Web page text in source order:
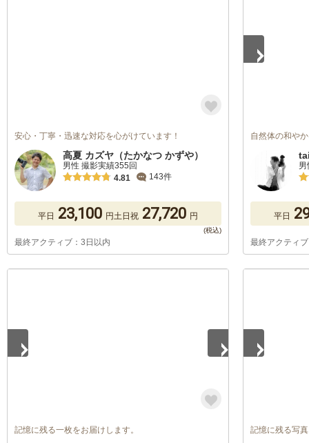
安心・丁寧・迅速な対応を心がけています！
高夏 カズヤ（たかなつ かずや）
男性 撮影実績355回
4.81
143件
平日 23,100 円土日祝 27,720 円
最終アクティブ：3日以内
自然体の和や
平日
最終アクティ
記憶に残る一枚をお届けします。 記憶に残る写